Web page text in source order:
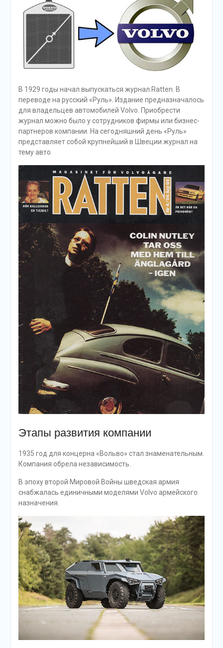
В 1929 годы начал выпускаться журнал Ratten. В
переводе на русский «Руль». Издание предназначалось
для владельцев автомобилей Volvo. Приобрести
журнал можно было у сотрудников фирмы или бизнес-
партнеров компании. На сегодняшний день «Руль»
представляет собой крупнейший в Швеции журнал на
тему авто.
Этапы развития компании
1935 год для концерна «Вольво» стал знаменательным.
Компания обрела независимость.
В эпоху второй Мировой Войны шведская армия
снабжалась единичными моделями Volvo армейского
назначения.